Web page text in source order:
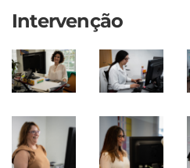
Intervenção